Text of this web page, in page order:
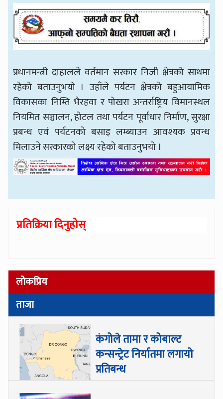
प्रधानमन्त्री दाहालले वर्तमान सरकार निजी क्षेत्रको साथमा
रहेको बताउनुभयो । उहाँले पर्यटन क्षेत्रको बहुआयामिक
विकासका निम्ति भैरहवा र पोखरा अन्तर्राष्ट्रिय विमानस्थल
नियमित सञ्चालन, होटल तथा पर्यटन पूर्वाधार निर्माण, सुरक्षा
प्रबन्ध एवं पर्यटनको बसाइ लम्ब्याउन आवश्यक प्रवन्ध
मिलाउने सरकारको लक्ष्य रहेको बताउनुभयो ।
प्रतिक्रिया दिनुहोस्
लोकप्रिय
ताजा
कंगोले तामा र कोबाल्ट
कन्सन्ट्रेट निर्यातमा लगायो
प्रतिबन्ध